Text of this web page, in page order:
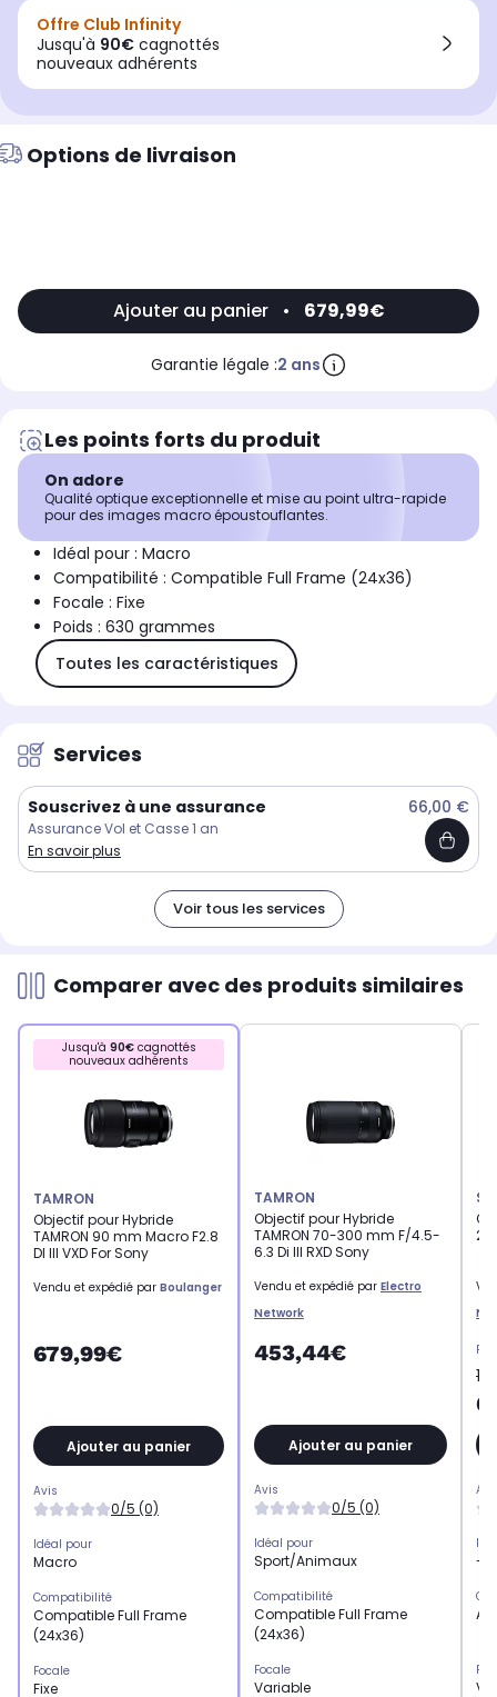
Offre Club Infinity
Jusqu'à 90€ cagnottés
nouveaux adhérents
Options de livraison
Ajouter au panier • 679,99€
Garantie légale :2 ans
Les points forts du produit
On adore
Qualité optique exceptionnelle et mise au point ultra-rapide
pour des images macro époustouflantes.
Idéal pour : Macro
Compatibilité : Compatible Full Frame (24x36)
Focale : Fixe
Poids : 630 grammes
Toutes les caractéristiques
Services
Souscrivez à une assurance 66,00 €
Assurance Vol et Casse 1 an
En savoir plus
Voir tous les services
Comparer avec des produits similaires
Jusqu'à 90€cagnottés
nouveaux adhérents
TAMRON
Objectif pour Hybride
TAMRON 90 mm Macro F2.8
DI III VXD For Sony
Vendu et expédié par Boulanger
679,99€
Ajouter au panier
Avis
0/5 (0)
Idéal pour
Macro
Compatibilité
Compatible Full Frame
(24x36)
Focale
Fixe
TAMRON
Objectif pour Hybride
TAMRON 70-300 mm F/4.5-
6.3 Di III RXD Sony
Vendu et expédié par Electro
Network
453,44€
Ajouter au panier
Avis
0/5 (0)
Idéal pour
Sport/Animaux
Compatibilité
Compatible Full Frame
(24x36)
Focale
Variable
-